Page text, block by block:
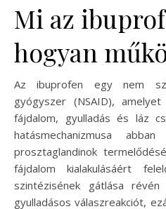
Mi az
hogyan
Az ibuprofen egy nem
gyógyszer (NSAID),
fájdalom, gyulladás és láz
hatásmechanizmusa
prosztaglandinok
fájdalom kialakulásáért
szintézisének gátlása
gyulladásos válaszreakciót,